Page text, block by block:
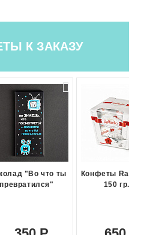
К ЗАКАЗУ
"Во что ты
превратился"
Конфеты
150 гр.